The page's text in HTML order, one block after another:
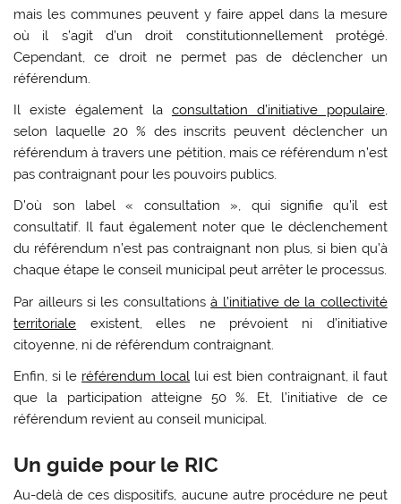
mais les communes peuvent y faire appel dans la mesure
où il s’agit d’un droit constitutionnellement protégé.
Cependant, ce droit ne permet pas de déclencher un
référendum.
Il existe également la consultation d’initiative populaire,
selon laquelle 20 % des inscrits peuvent déclencher un
référendum à travers une pétition, mais ce référendum n’est
pas contraignant pour les pouvoirs publics.
D’où son label « consultation », qui signifie qu’il est
consultatif. Il faut également noter que le déclenchement
du référendum n’est pas contraignant non plus, si bien qu’à
chaque étape le conseil municipal peut arrêter le processus.
Par ailleurs si les consultationsà l’initiative de la collectivité
territoriale existent, elles ne prévoient ni d’initiative
citoyenne, ni de référendum contraignant.
Enfin, si le référendum local lui est bien contraignant, il faut
que la participation atteigne 50 %. Et, l’initiative de ce
référendum revient au conseil municipal.
Un guide pour le RIC
Au-delà de ces dispositifs, aucune autre procédure ne peut